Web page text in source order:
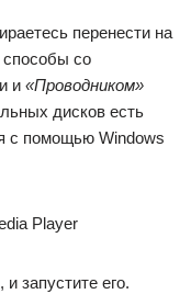
перенести на
со
и «Проводником»
дисков есть
с помощью Windows
запустите его.